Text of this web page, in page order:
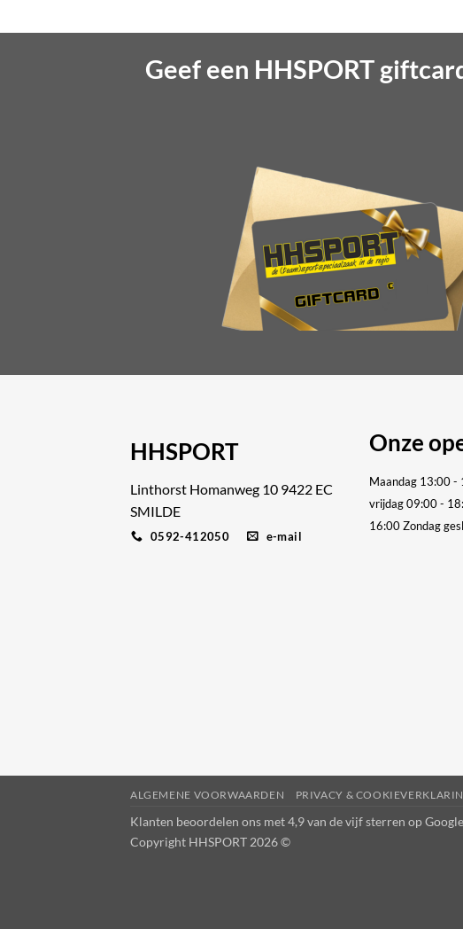
Geef een HHSPORT
HHSPORT
Linthorst Homanweg 10 9422 EC
SMILDE
0592-412050 e-mail
Onze
Maandag 13:00 -
vrijdag 09:00 -
16:00Zondag
ALGEMENE VOORWAARDEN PRIVACY &
Klanten beoordelen ons met 4,9 van de vijf sterren opGoogle
Copyright HHSPORT 2026 ©